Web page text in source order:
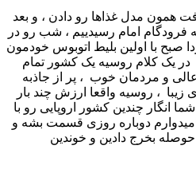
همون مدل غذاها رو دادن ، و بعد
امام رسیدییم ، شب رو در
صبح با اولین بلیط اتوبوس خودمون
در یک کلام روسیه یک کشور تمام
و مردمان خوب ، پر از جاذبه
زیبا ، روسیه واقعا ارزش چند بار
انگار چندین کشور اروپایی رو با
امیدوارم دوباره روزی قسمت بشه و
حوصله بخرج دادین و خوندین